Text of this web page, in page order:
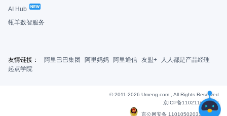
AI Hub
瓴羊数智服务
友情链接： 阿里巴巴集团 阿里妈妈 阿里通信 友盟+
人人都是产品经理
起点学院
© 2011-2026 Umeng.com , All Rights Reserved
京ICP备11021163号-6|
京公网安备 11010502033607号 |